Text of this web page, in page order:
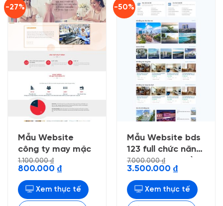
-27%
Mẫu Website
công ty may mặc
1.100.000₫
Giá
là:
1.100.000 ₫.
800.000 ₫Giá
hiện
tại
là:
800.000 ₫.
Xem thực tế
-50%
Mẫu Website bds
123 full chức năng
rao vặt ,nạp tiền
up tin vip
7.000.000₫
Giá
là:
7.000.000 ₫.
3.500.000 ₫Giá
hiện
tại
là:
3.500.000 ₫.
Xem thực tế